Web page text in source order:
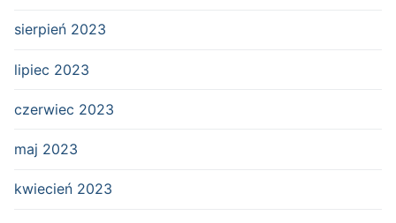
sierpień 2023
lipiec 2023
czerwiec 2023
maj 2023
kwiecień 2023